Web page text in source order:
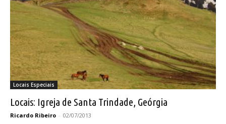
Locais Especiais
Locais: Igreja de Santa Trindade, Geórgia
Ricardo Ribeiro - 02/07/2013